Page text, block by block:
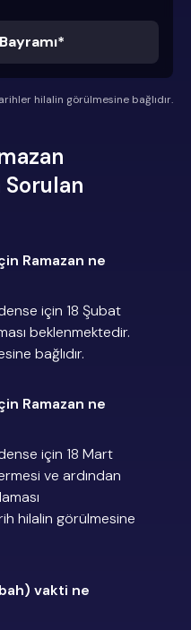
hilalin görülmesine bağlıdır.
Sorulan
Ramazan ne
için 18 Şubat
beklenmektedir.
bağlıdır.
Ramazan ne
için 18 Mart
ve ardından
hilalin görülmesine
vakti ne